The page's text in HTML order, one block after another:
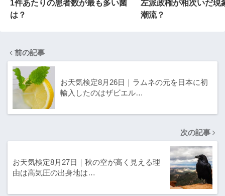
1件あたりの患者数が最も多い菌
は？
左派政権が相次いだ現
潮流？
前の記事
お天気検定8月26日｜ラムネの元を日本に初
輸入したのはザビエル…
次の記事
お天気検定8月27日｜秋の空が高く見える理
由は高気圧の出身地は…